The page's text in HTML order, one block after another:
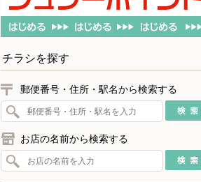
チラシを探す
郵便番号・住所・駅名から検索する
お店の名前から検索する